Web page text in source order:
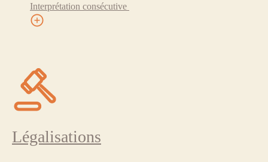
Interprétation consécutive
Légalisations